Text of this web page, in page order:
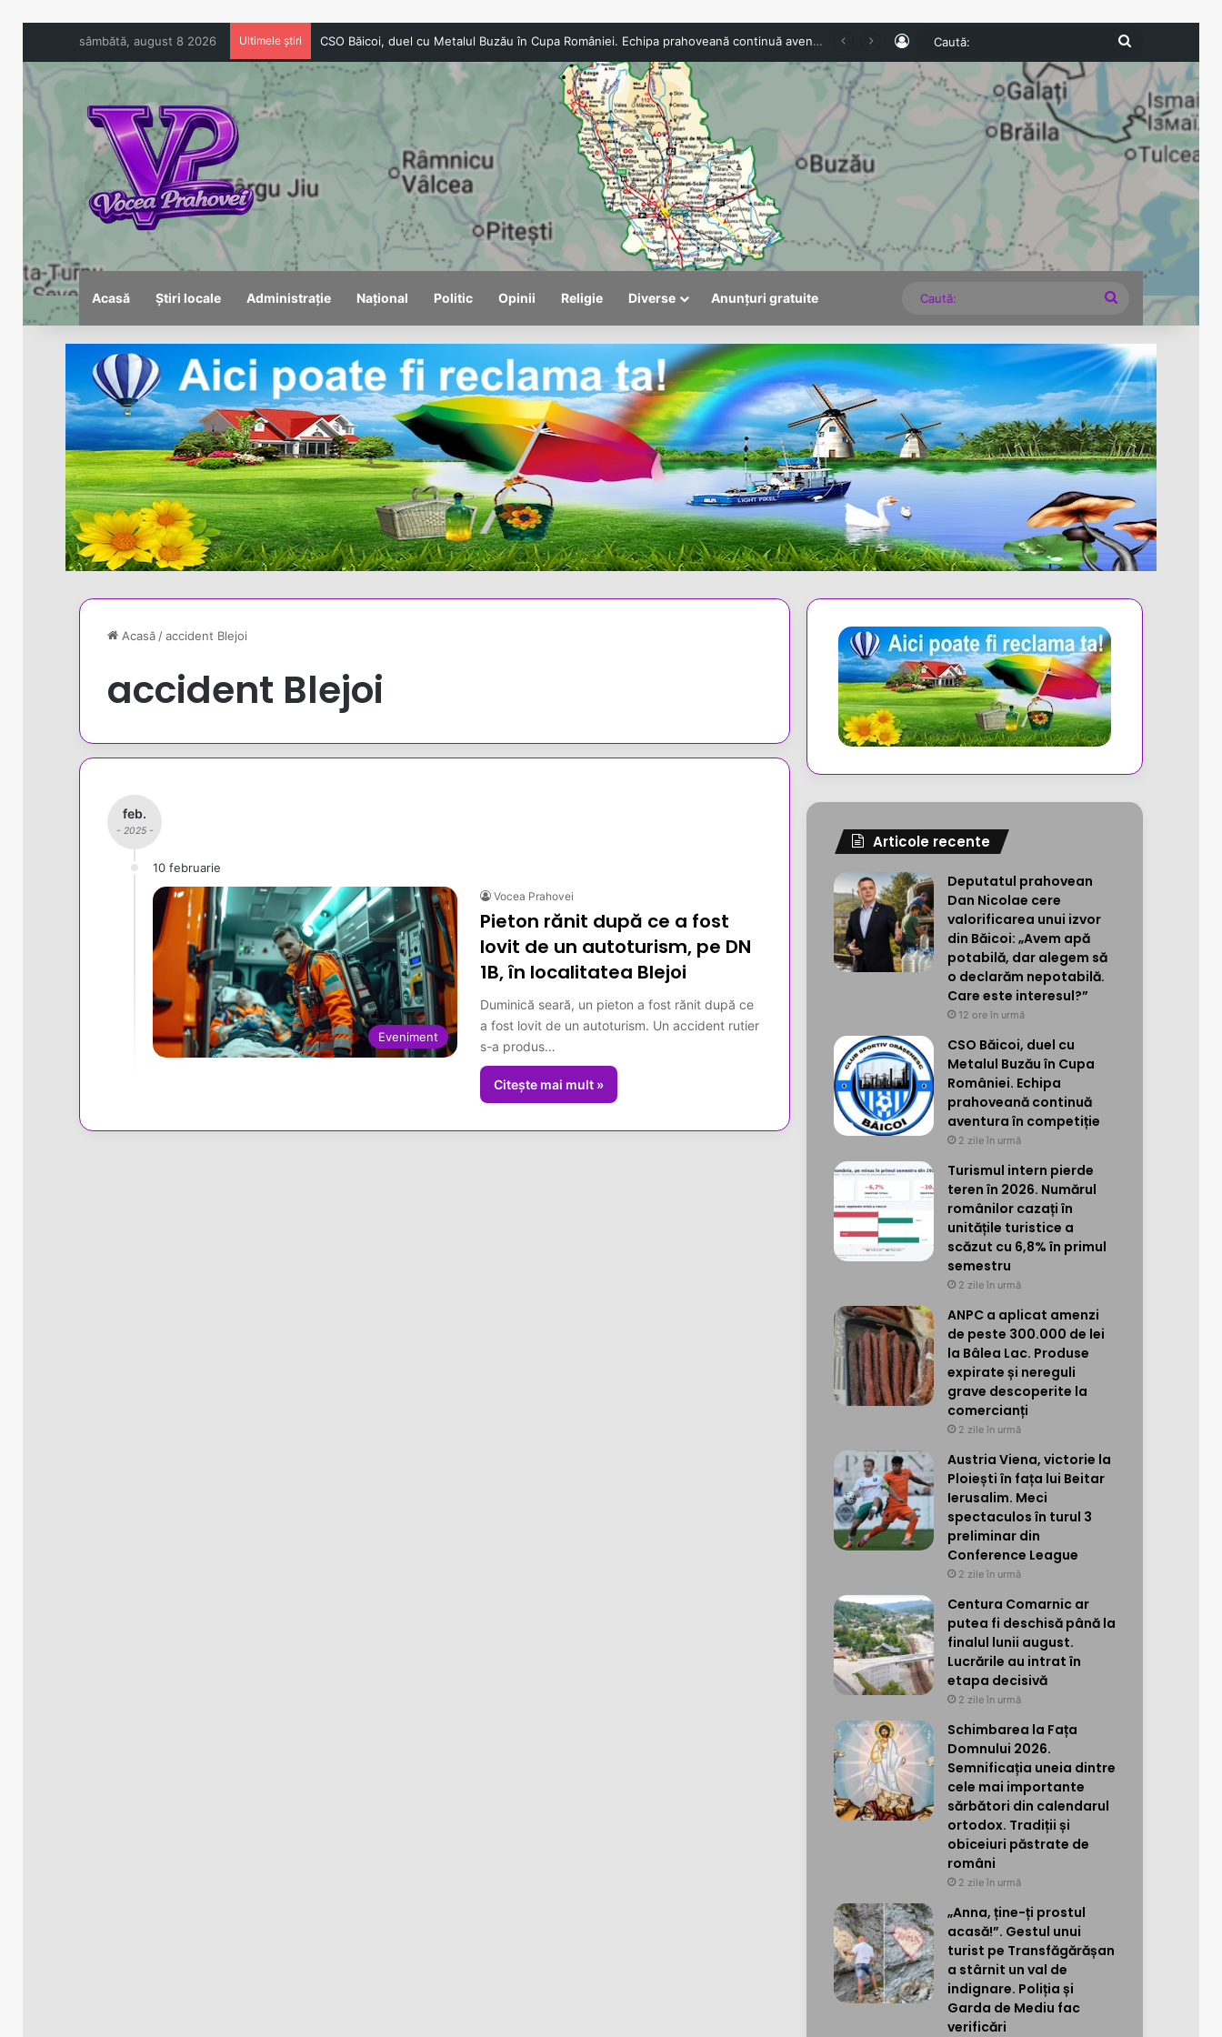
sâmbătă, august 8 2026 Ultimele știri CSO Băicoi, duel cu Metalul Buzău în Cupa României. Echipa prahoveană continuă aventura în competiție Log In Caută:
Acasă Știri locale Administrație Național Politic Opinii Religie Diverse Anunțuri gratuite Caută:
Acasă /accident Blejoi
accident Blejoi
feb.
- 2025 -
10 februarie
Eveniment
Vocea Prahovei
Pieton rănit după ce a fost
lovit de un autoturism, pe DN
1B, în localitatea Blejoi
Duminică seară, un pieton a fost rănit după ce
a fost lovit de un autoturism. Un accident rutier
s-a produs…
Citește mai mult »
Articole recente
Deputatul prahovean
Dan Nicolae cere
valorificarea unui izvor
din Băicoi: „Avem apă
potabilă, dar alegem să
o declarăm nepotabilă.
Care este interesul?”
12 ore în urmă
CSO Băicoi, duel cu
Metalul Buzău în Cupa
României. Echipa
prahoveană continuă
aventura în competiție
2 zile în urmă
Turismul intern pierde
teren în 2026. Numărul
românilor cazați în
unitățile turistice a
scăzut cu 6,8% în primul
semestru
2 zile în urmă
ANPC a aplicat amenzi
de peste 300.000 de lei
la Bâlea Lac. Produse
expirate și nereguli
grave descoperite la
comercianți
2 zile în urmă
Austria Viena, victorie la
Ploiești în fața lui Beitar
Ierusalim. Meci
spectaculos în turul 3
preliminar din
Conference League
2 zile în urmă
Centura Comarnic ar
putea fi deschisă până la
finalul lunii august.
Lucrările au intrat în
etapa decisivă
2 zile în urmă
Schimbarea la Fața
Domnului 2026.
Semnificația uneia dintre
cele mai importante
sărbători din calendarul
ortodox. Tradiții și
obiceiuri păstrate de
români
2 zile în urmă
„Anna, ține-ți prostul
acasă!”. Gestul unui
turist pe Transfăgărășan
a stârnit un val de
indignare. Poliția și
Garda de Mediu fac
verificări